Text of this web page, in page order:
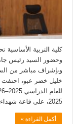
كلية التربية
وحضور السيد رئيس
وبإشراف مباشر من
خليل خضر عبو، احتفت
2025، على قاعة شهداء تلعفر. وأكد السيد رئيس …
أكمل القراءة »